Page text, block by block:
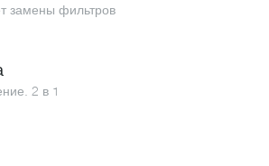
замены фильтров
2 в 1